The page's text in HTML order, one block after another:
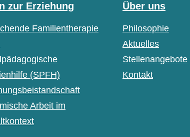
zur Erziehung
Familientherapie
(SPFH)
Arbeit im
Über uns
Philosophie
Aktuelles
Stellenangebote
Kontakt